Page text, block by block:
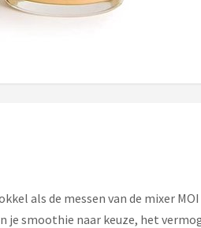
als de messen van de mixer
smoothie naar keuze, het